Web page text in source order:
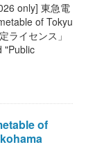
only] 東急電
of Tokyu
ライセンス」
"Public
of